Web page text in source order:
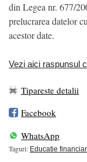
din Legea nr. 677/
prelucrarea datelor
acestor date.
Vezi aici raspunsul
Tipareste detalii
Facebook
WhatsApp
Taguri: Educatie